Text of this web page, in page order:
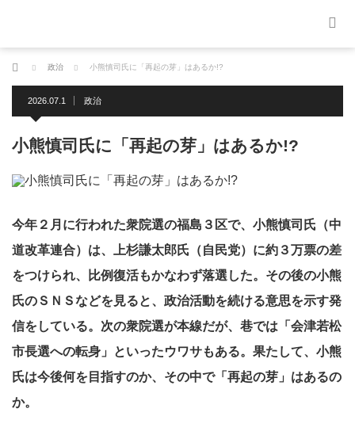
ホーム 政治 小熊慎司氏に「再起の芽」はあるか!?
2026.07.1 政治
小熊慎司氏に「再起の芽」はあるか!?
今年２月に行われた衆院選の福島３区で、小熊慎司氏（中
道改革連合）は、上杉謙太郎氏（自民党）に約３万票の差
をつけられ、比例復活もかなわず落選した。その後の小熊
氏のＳＮＳなどを見ると、政治活動を続ける意思を示す発
信をしている。次の衆院選が本線だが、巷では「会津若松
市長選への転身」といったウワサもある。果たして、小熊
氏は今後何を目指すのか、その中で「再起の芽」はあるの
か。